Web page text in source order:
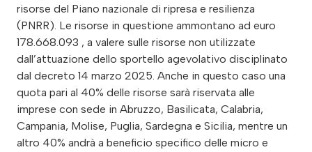
risorse del Piano nazionale di ripresa e resilienza
(PNRR). Le risorse in questione ammontano ad euro
178.668.093 , a valere sulle risorse non utilizzate
dall’attuazione dello sportello agevolativo disciplinato
dal decreto 14 marzo 2025. Anche in questo caso una
quota pari al 40% delle risorse sarà riservata alle
imprese con sede in Abruzzo, Basilicata, Calabria,
Campania, Molise, Puglia, Sardegna e Sicilia, mentre un
altro 40% andrà a beneficio specifico delle micro e